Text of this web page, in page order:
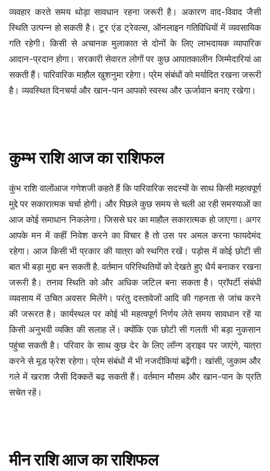
व्यवहार करते समय थोड़ा सावधान रहना जरूरी है। अकारण वाद-विवाद जैसी
स्थिति उत्पन्न हो सकती है। टूर एंड ट्रेवल्स, ऑनलाइन गतिविधियों में व्यवसायिक
गति रहेगी। किसी से अचानक मुलाकात से दोनों के लिए लाभदायक व्यापारिक
आदान-प्रदान होगा। सरकारी सेवारत लोगों पर कुछ आपातकालीन जिम्मेदारियां आ
सकती हैं। पारिवारिक माहौल खुशनुमा रहेगा। प्रेम संबंधों को मर्यादित रखना जरूरी
है। व्यवस्थित दिनचर्या और खान-पान आपको स्वस्थ और ऊर्जावान बनाए रखेगा।
कुम्भ राशि आज का राशिफल
कुंभ राशि वालोंआज गणेशजी कहते हैं किपारिवारिक सदस्यों के साथ किसी महत्वपूर्ण
मुद्दे पर सकारात्मक चर्चा होगी। और पिछले कुछ समय से चली आ रही समस्याओं का
आज कोई समाधान निकलेगा। जिससे घर का माहौल सकारात्मक हो जाएगा। अगर
आपके मन में कहीं निवेश करने का विचार है तो उस पर अमल करना फायदेमंद
रहेगा। आज किसी भी प्रकार की यात्रा को स्थगित रखें। पड़ोस में कोई छोटी सी
बात भी बड़ा मुद्दा बन सकती है. वर्तमान परिस्थितियों को देखते हुए धैर्य बनाकर रखना
जरूरी है। तनाव स्थिति को और अधिक जटिल बना सकता है। प्रॉपर्टी संबंधी
व्यवसाय में उचित अवसर मिलेंगे। परंतु दस्तावेजों आदि की गहनता से जांच करने
की जरूरत है। कार्यस्थल पर कोई भी महत्वपूर्ण निर्णय लेते समय सावधान रहें या
किसी अनुभवी व्यक्ति की सलाह लें। क्योंकि एक छोटी सी गलती भी बड़ा नुकसान
पहुंचा सकती है। परिवार के साथ कुछ देर के लिए लॉन्ग ड्राइव पर जाएंगे, यात्रा
करने से मूड फ्रेश रहेगा। प्रेम संबंधों में भी नजदीकियां बढ़ेंगी। खांसी, जुकाम और
गले में खराश जैसी दिक्कतें बढ़ सकती हैं। वर्तमान मौसम और खान-पान के प्रति
सचेत रहें।
मीन राशि आज का राशिफल